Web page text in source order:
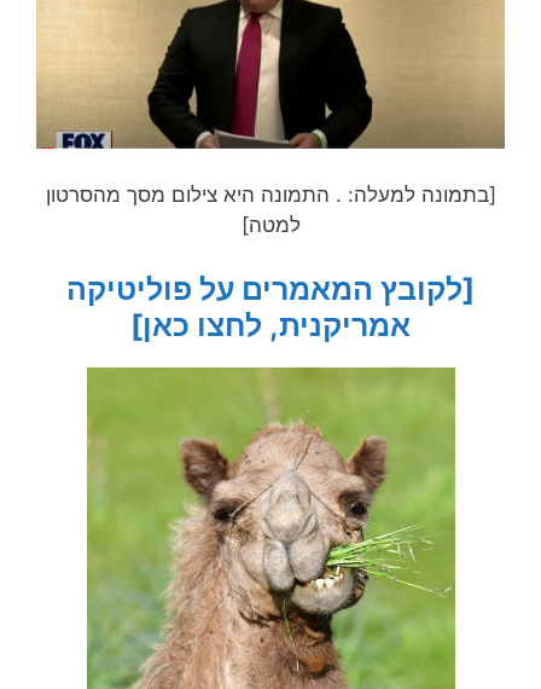
[בתמונה למעלה: . התמונה היא צילום מסך מהסרטון
למטה]
[לקובץ המאמרים על פוליטיקה
אמריקנית, לחצו כאן]